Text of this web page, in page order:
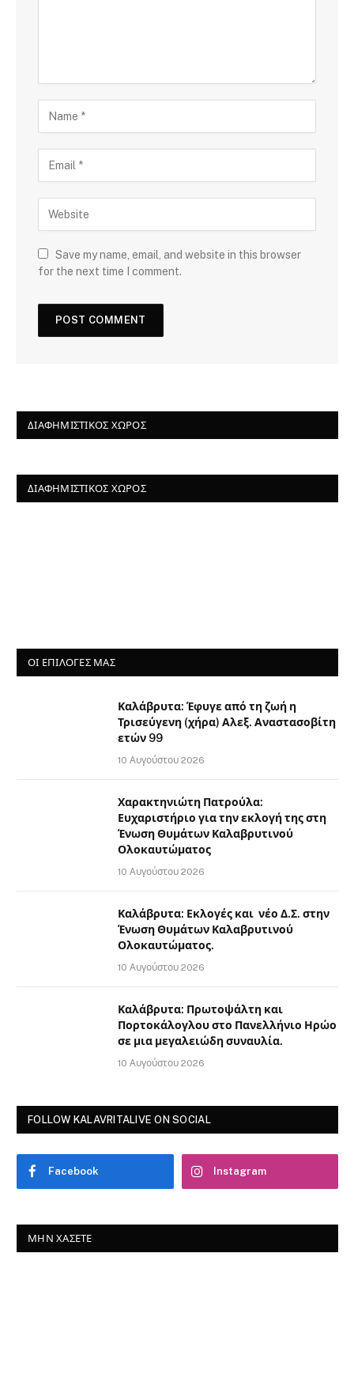
Save my name, email, and website in this browser
for the next time I comment.
ΔΙΑΦΗΜΙΣΤΙΚΌΣ ΧΏΡΟΣ
ΔΙΑΦΗΜΙΣΤΙΚΌΣ ΧΏΡΟΣ
ΟΙ ΕΠΙΛΟΓΈΣ ΜΑΣ
Καλάβρυτα: Έφυγε από τη ζωή η
Τρισεύγενη (χήρα) Αλεξ. Αναστασοβίτη
ετών 99
10 Αυγούστου 2026
Χαρακτηνιώτη Πατρούλα:
Ευχαριστήριο για την εκλογή της στη
Ένωση Θυμάτων Καλαβρυτινού
Ολοκαυτώματος
10 Αυγούστου 2026
Καλάβρυτα: Εκλογές και νέο Δ.Σ. στην
Ένωση Θυμάτων Καλαβρυτινού
Ολοκαυτώματος.
10 Αυγούστου 2026
Καλάβρυτα: Πρωτοψάλτη και
Πορτοκάλογλου στο Πανελλήνιο Ηρώο
σε μια μεγαλειώδη συναυλία.
10 Αυγούστου 2026
FOLLOW KALAVRITALIVE ON SOCIAL
Facebook Instagram
ΜΗΝ ΧΆΣΕΤΕ